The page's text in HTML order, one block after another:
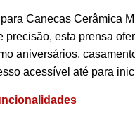
Canecas Cerâmica
precisão, esta prensa
aniversários,
acessível até para